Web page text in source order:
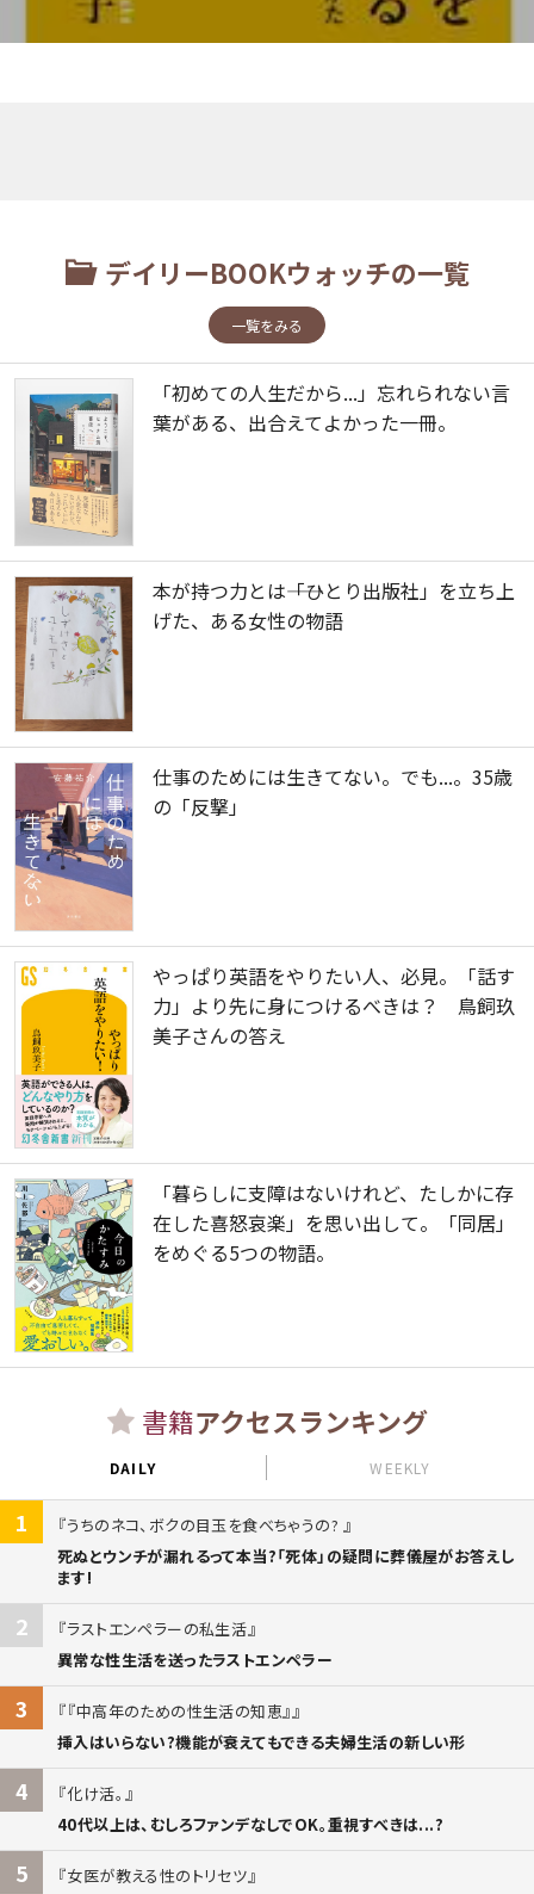
デイリーBOOKウォッチの一覧
一覧をみる
「初めての人生だから...」忘れられない言
葉がある、出合えてよかった一冊。
本が持つ力とは――「ひとり出版社」を立ち上
げた、ある女性の物語
仕事のためには生きてない。でも...。35歳
の「反撃」
やっぱり英語をやりたい人、必見。「話す
力」より先に身につけるべきは？ 鳥飼玖
美子さんの答え
「暮らしに支障はないけれど、たしかに存
在した喜怒哀楽」を思い出して。「同居」
をめぐる5つの物語。
書籍アクセスランキング
DAILY WEEKLY
1
うちのネコ、ボクの目玉を食べちゃうの?
死ぬとウンチが漏れるって本当?「死体」の疑問に葬儀屋がお答えし
ます!
2
ラストエンペラーの私生活
異常な性生活を送ったラストエンペラー
3
『中高年のための性生活の知恵』
挿入はいらない?機能が衰えてもできる夫婦生活の新しい形
4
化け活。
40代以上は、むしろファンデなしでOK。重視すべきは...?
5
女医が教える性のトリセツ